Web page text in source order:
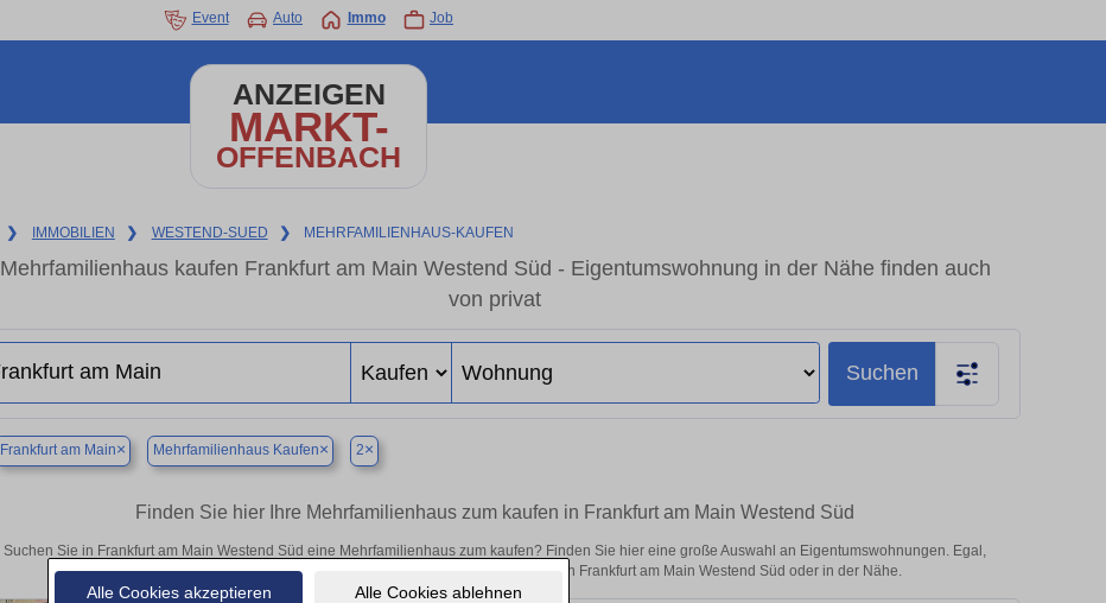
Alle Cookies akzeptieren Alle Cookies ablehnen
Event Auto Immo Job
ANZEIGEN
MARKT-
OFFENBACH
❯ IMMOBILIEN ❯ WESTEND-SUED ❯ MEHRFAMILIENHAUS-KAUFEN
Mehrfamilienhaus kaufen Frankfurt am Main Westend Süd - Eigentumswohnung in der Nähe finden auch
von privat
Suchen
Frankfurt am Main× Mehrfamilienhaus Kaufen× 2×
Finden Sie hier Ihre Mehrfamilienhaus zum kaufen in Frankfurt am Main Westend Süd
Suchen Sie in Frankfurt am Main Westend Süd eine Mehrfamilienhaus zum kaufen? Finden Sie hier eine große Auswahl an Eigentumswohnungen. Egal,
ob als Kapitalanlage oder zur Vermietung – hier finden Sie Ihre Immobilie in Frankfurt am Main Westend Süd oder in der Nähe.